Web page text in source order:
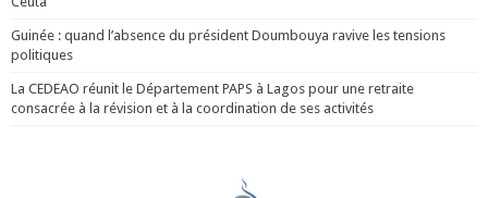
Guinée : quand l’absence du président Doumbouya ravive les tensions
politiques
La CEDEAO réunit le Département PAPS à Lagos pour une retraite
consacrée à la révision et à la coordination de ses activités